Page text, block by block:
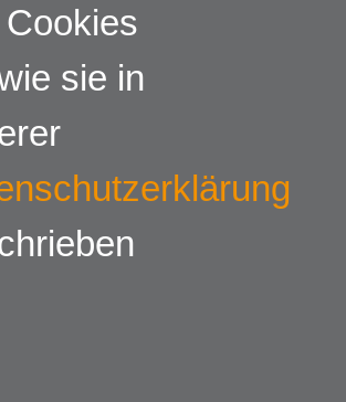
sie in